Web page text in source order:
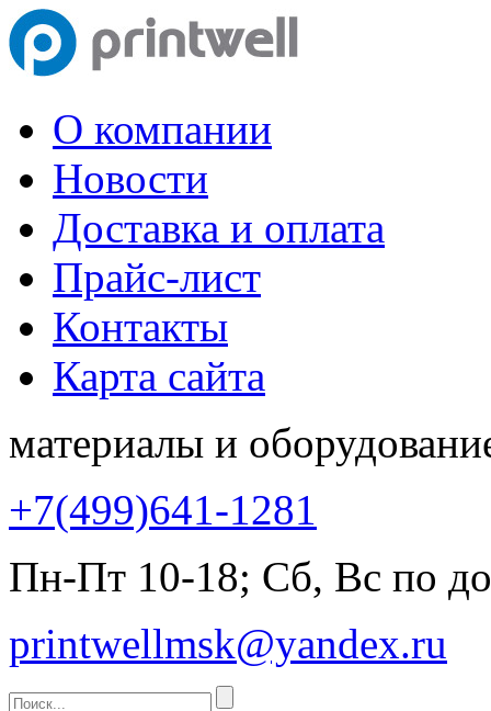
О компании
Новости
Доставка и оплата
Прайс-лист
Контакты
Карта сайта
материалы и
+7(499)641-1281
Пн-Пт 10-18; Сб, Вс по
printwellmsk@yandex.ru